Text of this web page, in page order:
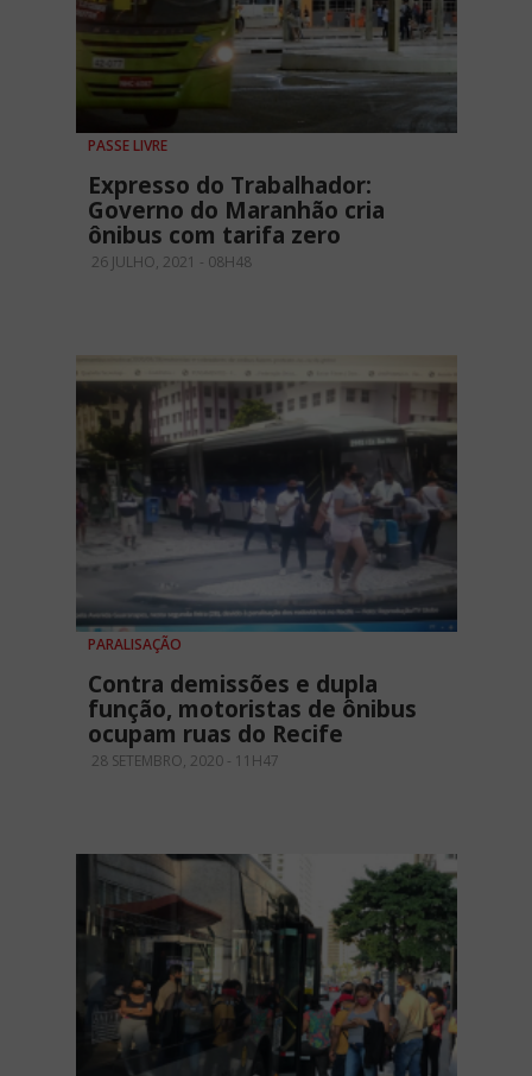
PASSE LIVRE
Expresso do Trabalhador:
Governo do Maranhão cria
ônibus com tarifa zero
26 JULHO, 2021 - 08H48
PARALISAÇÃO
Contra demissões e dupla
função, motoristas de ônibus
ocupam ruas do Recife
28 SETEMBRO, 2020 - 11H47